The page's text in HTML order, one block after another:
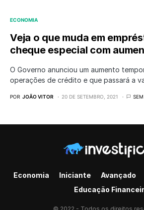
ECONOMIA
Veja o que muda em
cheque especial com
O Governo anunciou um aumento
operações de crédito e que passará a
POR JOÃO VITOR 20 DE SETEMBRO, 2021
Economia Iniciante Avançado
Educação